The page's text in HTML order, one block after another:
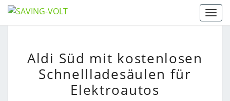
Skip
to
SÜD
MIT
KOSTENLOSEN
SCHNELLLADESÄULEN
Aldi Süd mit kostenlosen
Schnellladesäulen für
Elektroautos